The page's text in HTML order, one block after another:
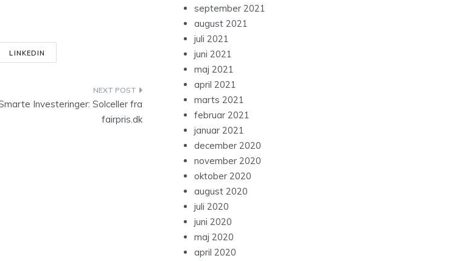
LINKEDIN
Investeringer: Solceller fra
fairpris.dk
september 2021
august 2021
juli 2021
juni 2021
maj 2021
april 2021
marts 2021
februar 2021
januar 2021
december 2020
november 2020
oktober 2020
august 2020
juli 2020
juni 2020
maj 2020
april 2020